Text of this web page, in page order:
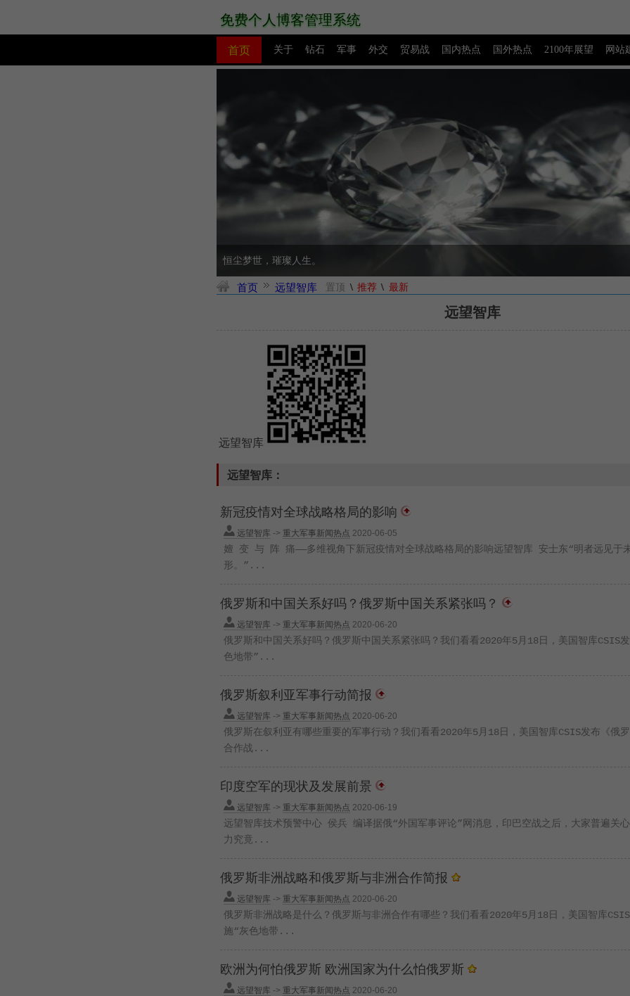
免费个人博客管理系统
首页 关于 钻石 军事 外交 贸易战 国内热点 国外热点 2100年展望 网站
源码下载 创业赚钱
恒尘梦世，璀璨人生。
首页 远望智库 置顶 \ 推荐 \ 最新
远望智库
远望智库
远望智库：
新冠疫情对全球战略格局的影响
远望智库 -> 重大军事新闻热点 2020-06-05
嬗 变 与 阵 痛——多维视角下新冠疫情对全球战略格局的影响远望智库 安士东“明者远见于
形。”...
俄罗斯和中国关系好吗？俄罗斯中国关系紧张吗？
远望智库 -> 重大军事新闻热点 2020-06-20
俄罗斯和中国关系好吗？俄罗斯中国关系紧张吗？我们看看2020年5月18日，美国智库CSIS
色地带”...
俄罗斯叙利亚军事行动简报
远望智库 -> 重大军事新闻热点 2020-06-20
俄罗斯在叙利亚有哪些重要的军事行动？我们看看2020年5月18日，美国智库CSIS发布《俄
合作战...
印度空军的现状及发展前景
远望智库 -> 重大军事新闻热点 2020-06-19
远望智库技术预警中心 侯兵 编译据俄“外国军事评论”网消息，印巴空战之后，大家普遍关
力究竟...
俄罗斯非洲战略和俄罗斯与非洲合作简报
远望智库 -> 重大军事新闻热点 2020-06-20
俄罗斯非洲战略是什么？俄罗斯与非洲合作有哪些？我们看看2020年5月18日，美国智库
施“灰色地带...
欧洲为何怕俄罗斯 欧洲国家为什么怕俄罗斯
远望智库 -> 重大军事新闻热点 2020-06-20